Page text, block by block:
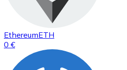
EthereumETH
0 €